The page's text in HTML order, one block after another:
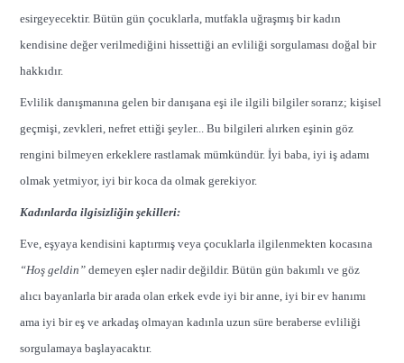
esirgeyecektir. Bütün gün çocuklarla, mutfakla uğraşmış bir kadın
kendisine değer verilmediğini hissettiği an evliliği sorgulaması doğal bir
hakkıdır.
Evlilik danışmanına gelen bir danışana eşi ile ilgili bilgiler sorarız; kişisel
geçmişi, zevkleri, nefret ettiği şeyler... Bu bilgileri alırken eşinin göz
rengini bilmeyen erkeklere rastlamak mümkündür. İyi baba, iyi iş adamı
olmak yetmiyor, iyi bir koca da olmak gerekiyor.
Kadınlarda ilgisizliğin şekilleri:
Eve, eşyaya kendisini kaptırmış veya çocuklarla ilgilenmekten kocasına
“Hoş geldin” demeyen eşler nadir değildir. Bütün gün bakımlı ve göz
alıcı bayanlarla bir arada olan erkek evde iyi bir anne, iyi bir ev hanımı
ama iyi bir eş ve arkadaş olmayan kadınla uzun süre beraberse evliliği
sorgulamaya başlayacaktır.